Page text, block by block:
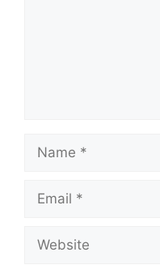
Name
Email
Website